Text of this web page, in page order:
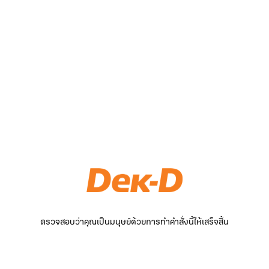
ตรวจสอบว่าคุณเป็นมนุษย์ด้วยการทำคำสั่งนี้ให้เสร็จสิ้น